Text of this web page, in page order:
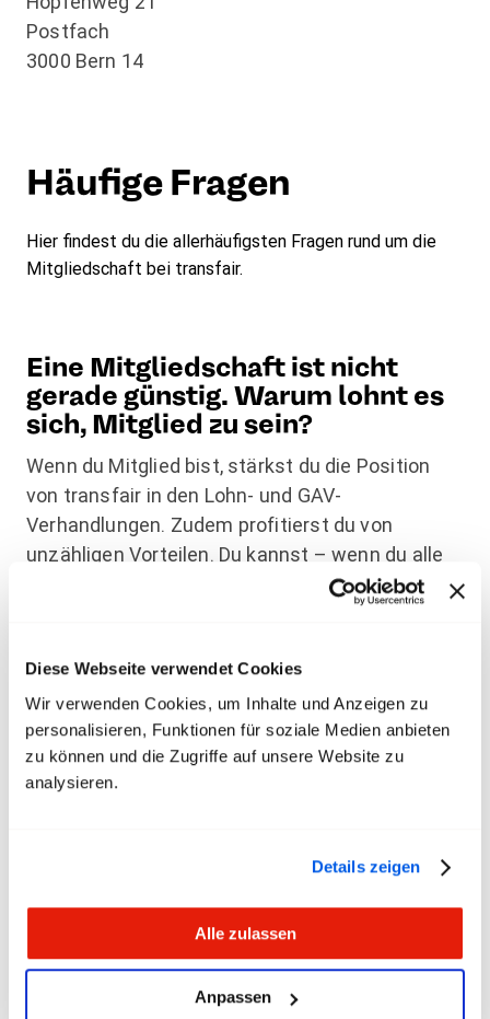
Diese Webseite verwendet Cookies
Wir verwenden Cookies, um Inhalte und Anzeigen zu
personalisieren, Funktionen für soziale Medien anbieten
zu können und die Zugriffe auf unsere Website zu
analysieren.
Details zeigen
Alle zulassen
Anpassen
Postfach
3000 Bern 14
Häufige Fragen
Hier findest du die allerhäufigsten Fragen rund um die
Mitgliedschaft bei transfair.
Eine Mitgliedschaft ist nicht
gerade günstig. Warum lohnt es
sich, Mitglied zu sein?
Wenn du Mitglied bist, stärkst du die Position
von transfair in den Lohn- und GAV-
Verhandlungen. Zudem profitierst du von
unzähligen Vorteilen. Du kannst – wenn du alle
Angebote nutzt – sogar Geld sparen. Zudem
wichtig zu wissen: du zahlst als Mitglied keinen
Wieviel kostet eine
von deiner Lohnklasse und unterscheidet sich je
nach Branche. Die gesamte Übersicht findest du